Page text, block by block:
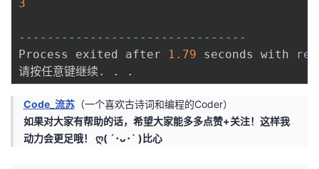
3
-- -- -- -- -- -- -- -- -- -- -- -- -- -- -- --
Process exited after
1.79 seconds with
请按任意键继续 . . .
Code_流苏（一个喜欢古诗词和编程的Coder）
如果对大家有帮助的话，希望大家能多多点赞+关注！这样我
动力会更足哦！ ღ( ´･ᴗ･` )比心